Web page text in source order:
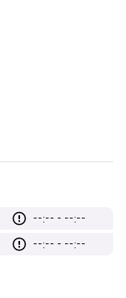
--:-- - --:--
--:-- - --:--